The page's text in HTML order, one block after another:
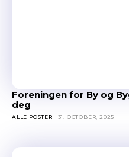
Foreningen for By og
deg
ALLE POSTER 31. OCTOBER, 2025